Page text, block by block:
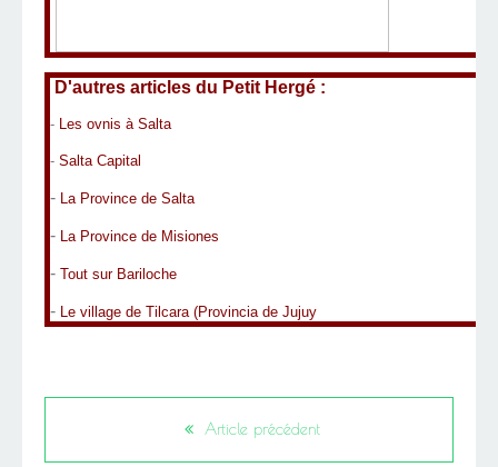
D'autres articles du Petit Hergé :
- Les ovnis à Salta
- Salta Capital
- La Province de Salta
- La Province de Misiones
- Tout sur Bariloche
- Le village de Tilcara(Provincia de Jujuy
Article précédent